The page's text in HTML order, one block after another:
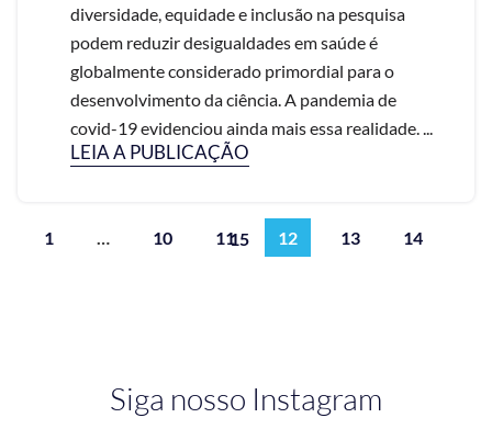
diversidade, equidade e inclusão na pesquisa
podem reduzir desigualdades em saúde é
globalmente considerado primordial para o
desenvolvimento da ciência. A pandemia de
covid-19 evidenciou ainda mais essa realidade. ...
LEIA A PUBLICAÇÃO
1 10 11 12 13 14
15
Siga nosso Instagram